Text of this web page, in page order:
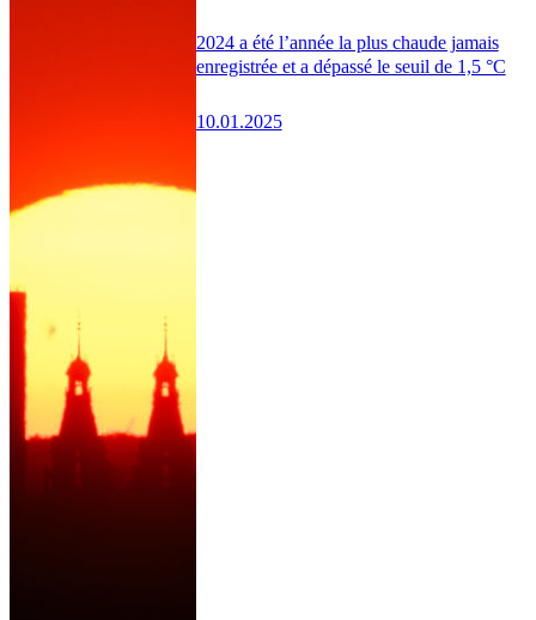
2024 a été l’année la plus chaude jamais
enregistrée et a dépassé le seuil de 1,5 °C
10.01.2025